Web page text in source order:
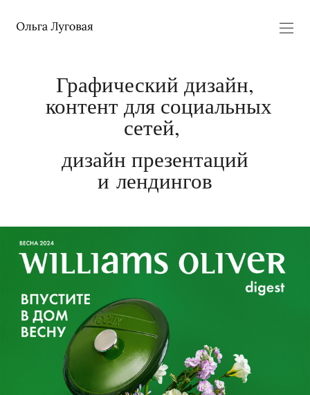
Графический дизайн,
контент для социальных
сетей,
дизайн презентаций
и лендингов